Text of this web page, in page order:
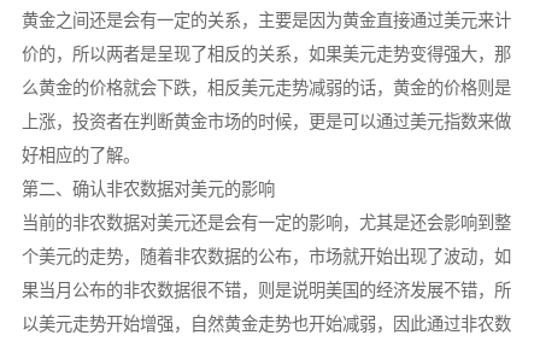
黄金之间还是会有一定的关系，主要是因为黄金直接通过美元来计
价的，所以两者是呈现了相反的关系，如果美元走势变得强大，那
么黄金的价格就会下跌，相反美元走势减弱的话，黄金的价格则是
上涨，投资者在判断黄金市场的时候，更是可以通过美元指数来做
好相应的了解。
第二、确认非农数据对美元的影响
当前的非农数据对美元还是会有一定的影响，尤其是还会影响到整
个美元的走势，随着非农数据的公布，市场就开始出现了波动，如
果当月公布的非农数据很不错，则是说明美国的经济发展不错，所
以美元走势开始增强，自然黄金走势也开始减弱，因此通过非农数